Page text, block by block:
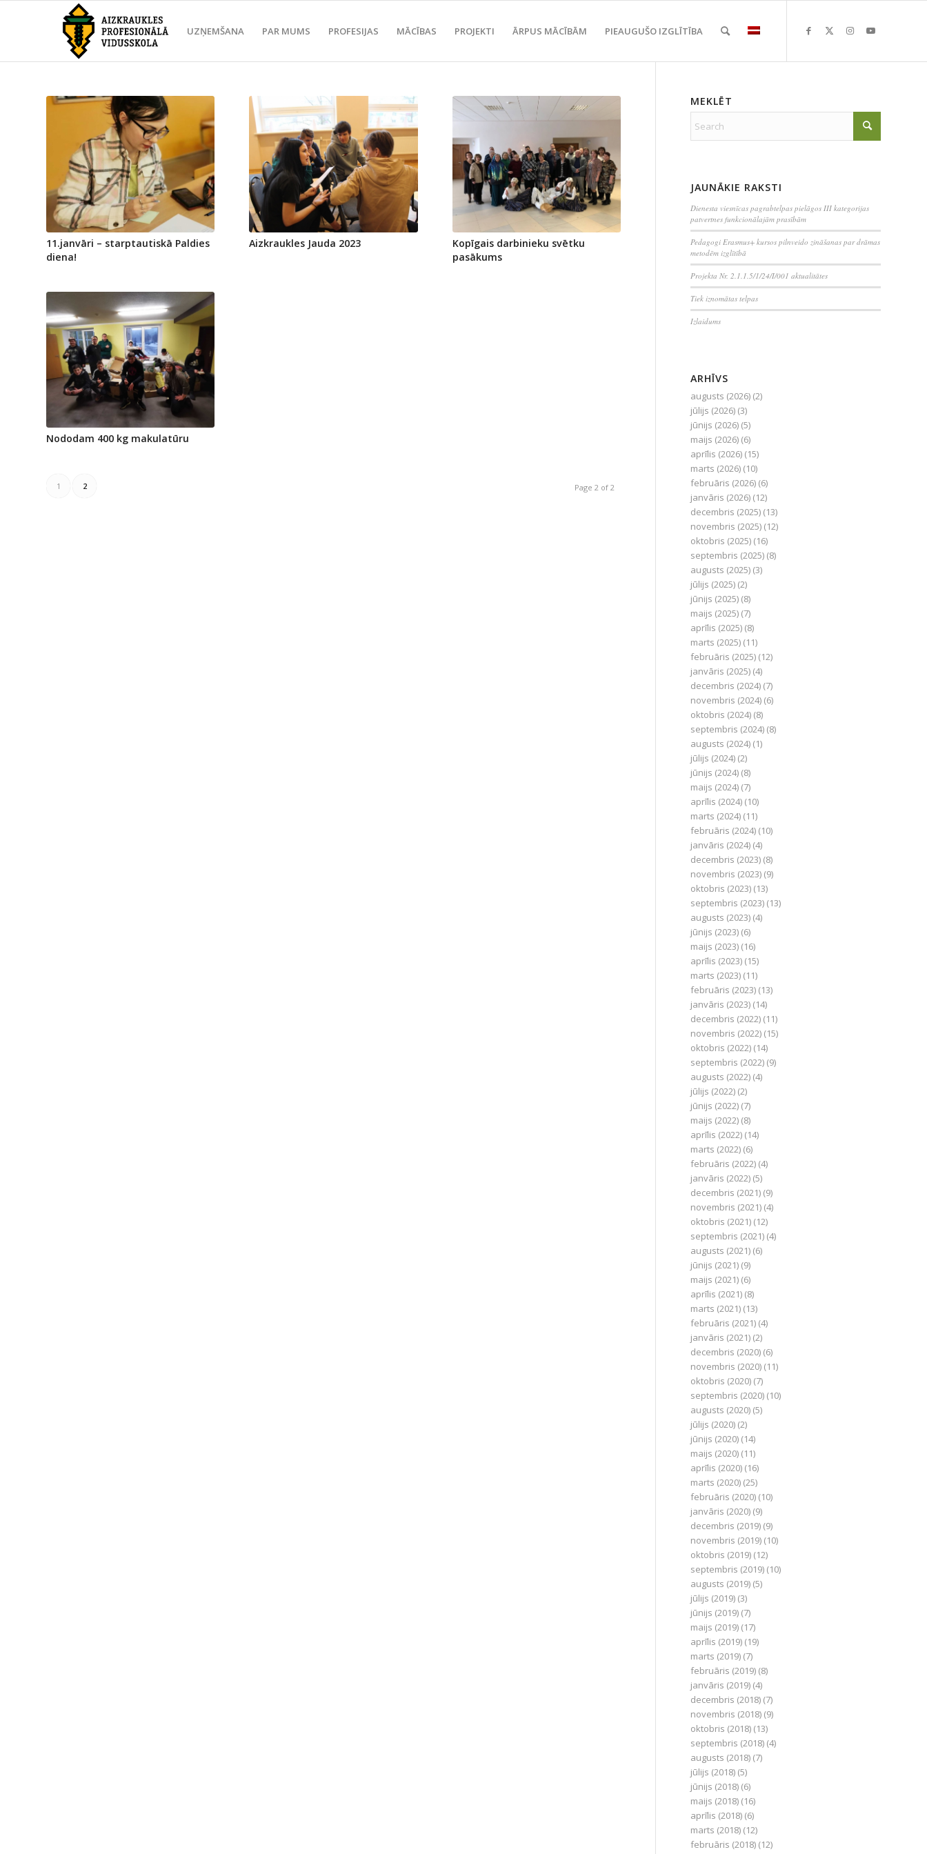
UZŅEMŠANA PAR MUMS PROFESIJAS MĀCĪBAS PROJEKTI ĀRPUS MĀCĪBĀM PIEAUGUŠO IZGLĪTĪBA
11.janvāri – starptautiskā Paldies
diena!
Aizkraukles Jauda 2023
Kopīgais darbinieku svētku
pasākums
Nododam 400 kg makulatūru
Page 2 of 2
1 2
MEKLĒT
JAUNĀKIE RAKSTI
Dienesta viesnīcas pagrabtelpas pielāgos III kategorijas
patvertnes funkcionālajām prasībām
Pedagogi Erasmus+ kursos pilnveido zināšanas par drāmas
metodēm izglītībā
Projekta Nr. 2.1.1.5/1/24/I/001 aktualitātes
Tiek iznomātas telpas
Izlaidums
ARHĪVS
augusts (2026) (2)
jūlijs (2026) (3)
jūnijs (2026) (5)
maijs (2026) (6)
aprīlis (2026) (15)
marts (2026) (10)
februāris (2026) (6)
janvāris (2026) (12)
decembris (2025) (13)
novembris (2025) (12)
oktobris (2025) (16)
septembris (2025) (8)
augusts (2025) (3)
jūlijs (2025) (2)
jūnijs (2025) (8)
maijs (2025) (7)
aprīlis (2025) (8)
marts (2025) (11)
februāris (2025) (12)
janvāris (2025) (4)
decembris (2024) (7)
novembris (2024) (6)
oktobris (2024) (8)
septembris (2024) (8)
augusts (2024) (1)
jūlijs (2024) (2)
jūnijs (2024) (8)
maijs (2024) (7)
aprīlis (2024) (10)
marts (2024) (11)
februāris (2024) (10)
janvāris (2024) (4)
decembris (2023) (8)
novembris (2023) (9)
oktobris (2023) (13)
septembris (2023) (13)
augusts (2023) (4)
jūnijs (2023) (6)
maijs (2023) (16)
aprīlis (2023) (15)
marts (2023) (11)
februāris (2023) (13)
janvāris (2023) (14)
decembris (2022) (11)
novembris (2022) (15)
oktobris (2022) (14)
septembris (2022) (9)
augusts (2022) (4)
jūlijs (2022) (2)
jūnijs (2022) (7)
maijs (2022) (8)
aprīlis (2022) (14)
marts (2022) (6)
februāris (2022) (4)
janvāris (2022) (5)
decembris (2021) (9)
novembris (2021) (4)
oktobris (2021) (12)
septembris (2021) (4)
augusts (2021) (6)
jūnijs (2021) (9)
maijs (2021) (6)
aprīlis (2021) (8)
marts (2021) (13)
februāris (2021) (4)
janvāris (2021) (2)
decembris (2020) (6)
novembris (2020) (11)
oktobris (2020) (7)
septembris (2020) (10)
augusts (2020) (5)
jūlijs (2020) (2)
jūnijs (2020) (14)
maijs (2020) (11)
aprīlis (2020) (16)
marts (2020) (25)
februāris (2020) (10)
janvāris (2020) (9)
decembris (2019) (9)
novembris (2019) (10)
oktobris (2019) (12)
septembris (2019) (10)
augusts (2019) (5)
jūlijs (2019) (3)
jūnijs (2019) (7)
maijs (2019) (17)
aprīlis (2019) (19)
marts (2019) (7)
februāris (2019) (8)
janvāris (2019) (4)
decembris (2018) (7)
novembris (2018) (9)
oktobris (2018) (13)
septembris (2018) (4)
augusts (2018) (7)
jūlijs (2018) (5)
jūnijs (2018) (6)
maijs (2018) (16)
aprīlis (2018) (6)
marts (2018) (12)
februāris (2018) (12)